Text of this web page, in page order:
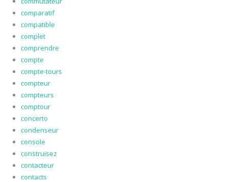
comparatif
compatible
complet
comprendre
compte
compte-tours
compteur
compteurs
comptour
concerto
condenseur
console
construisez
contacteur
contacts